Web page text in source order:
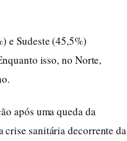
e Sudeste (45,5%)
isso, no Norte,
após uma queda da
crise sanitária decorrente da